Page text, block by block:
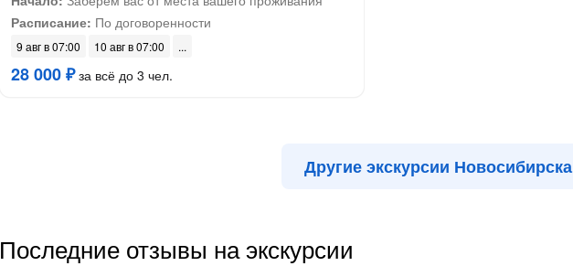
Расписание: По договоренности
9 авг в 07:00 10 авг в 07:00
28 000 ₽за всё до 3 чел.
Другие экскурсии Новосибирска
Последние отзывы на экскурсии